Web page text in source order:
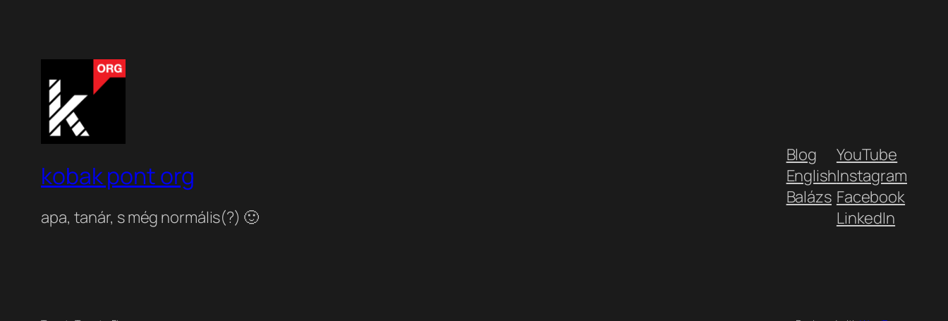
kobak pont org
apa, tanár, s még normális(?) 🙂
Blog
English
Balázs
YouTube
Instagram
Facebook
LinkedIn